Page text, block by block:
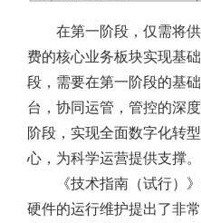
在第一阶段，仅需将供
费的核心业务板块实现基
段，需要在第一阶段的基
台，协同运管，管控的深
阶段，实现全面数字化转
心，为科学运营提供支撑。
《技术指南（试行）》
硬件的运行维护提出了非